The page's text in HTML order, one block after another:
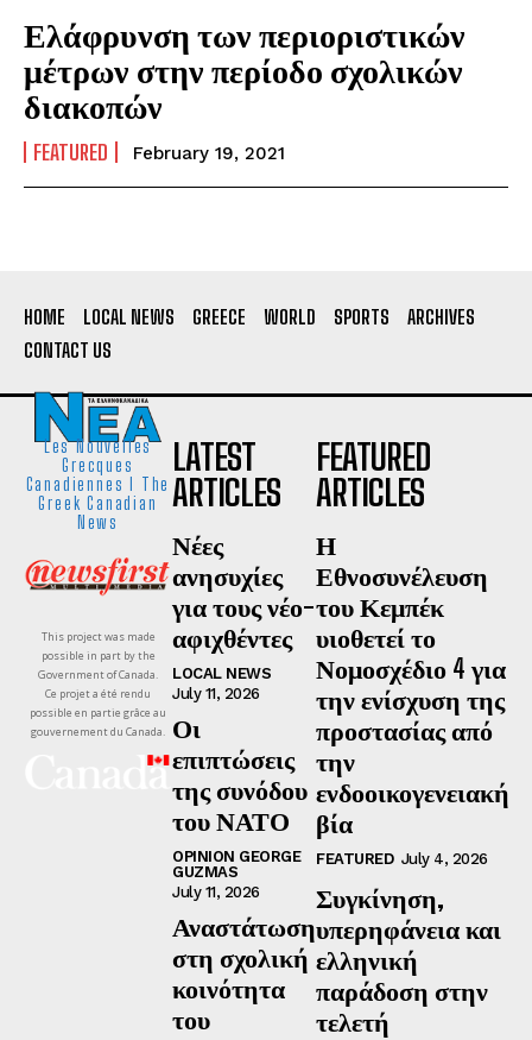
Ελάφρυνση των περιοριστικών
μέτρων στην περίοδο σχολικών
διακοπών
FEATURED February 19, 2021
HOME LOCAL NEWS GREECE WORLD SPORTS
ARCHIVES
CONTACT US
Les Nouvelles
Grecques
Canadiennes I The
Greek Canadian
News
This project was made
possible in part by the
Government of Canada.
Ce projet a été rendu
possible en partie grâce au
gouvernement du Canada.
LATEST
ARTICLES
Νέες
ανησυχίες
για τους νέο-
αφιχθέντες
LOCAL NEWS
July 11, 2026
Οι
επιπτώσεις
της συνόδου
του ΝΑΤΟ
OPINION GEORGE
GUZMAS
July 11, 2026
Αναστάτωση
στη σχολική
κοινότητα
του
FEATURED
ARTICLES
Η
Εθνοσυνέλευση
του Κεμπέκ
υιοθετεί το
Νομοσχέδιο 4 για
την ενίσχυση της
προστασίας από
την
ενδοοικογενειακή
βία
FEATURED July 4, 2026
Συγκίνηση,
υπερηφάνεια και
ελληνική
παράδοση στην
τελετή